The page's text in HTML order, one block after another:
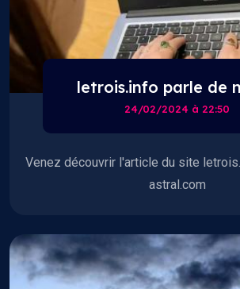
letrois.info parle de
24/02/2024 à 22:50
Venez découvrir l'article du site
astral.com